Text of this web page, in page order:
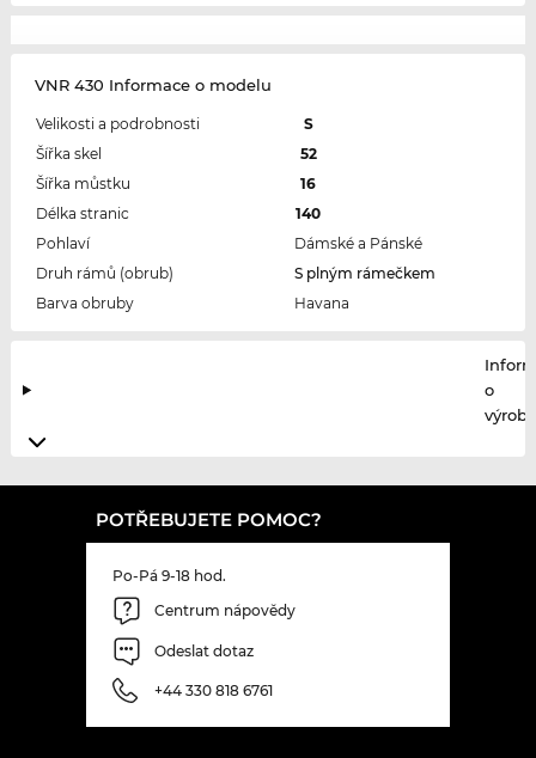
VNR 430 Informace o modelu
Velikosti a podrobnosti
S
Šířka skel
52
Šířka můstku
16
Délka stranic
140
Pohlaví
Dámské a Pánské
Druh rámů (obrub)
S plným rámečkem
Barva obruby
Havana
o
POTŘEBUJETE POMOC?
Po-Pá 9-18 hod.
Centrum nápovědy
Odeslat dotaz
+44 330 818 6761